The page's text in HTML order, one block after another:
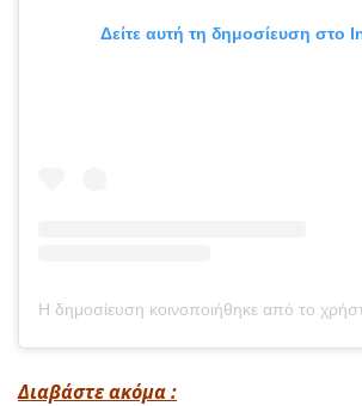
Δείτε αυτή τη δημοσίευση στο
Διαβάστε ακόμα :